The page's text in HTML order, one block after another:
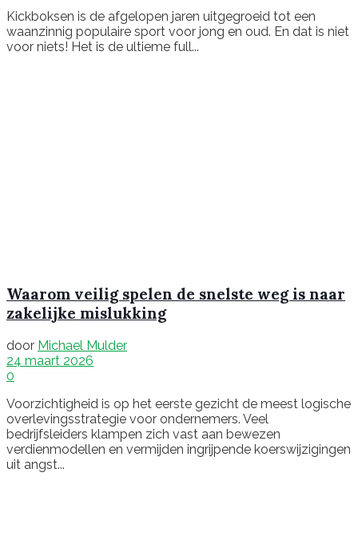
Kickboksen is de afgelopen jaren uitgegroeid tot een
waanzinnig populaire sport voor jong en oud. En dat is niet
voor niets! Het is de ultieme full...
Waarom veilig spelen de snelste weg is naar
zakelijke mislukking
door Michael Mulder
24 maart 2026
0
Voorzichtigheid is op het eerste gezicht de meest logische
overlevingsstrategie voor ondernemers. Veel
bedrijfsleiders klampen zich vast aan bewezen
verdienmodellen en vermijden ingrijpende koerswijzigingen
uit angst...